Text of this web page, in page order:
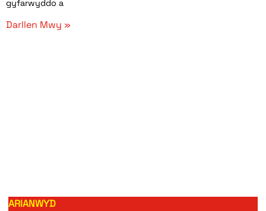
gyfarwyddo a
Darllen Mwy »
ARIANWYD